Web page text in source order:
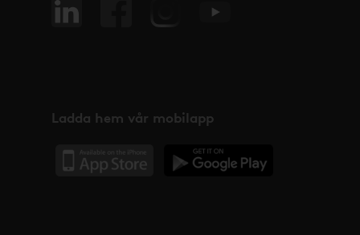
Ladda hem vår mobilapp